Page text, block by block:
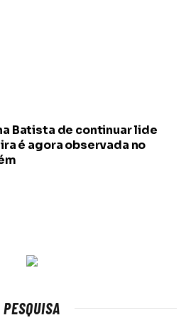
Batista de continuar lide
é agora observada no
PESQUISA